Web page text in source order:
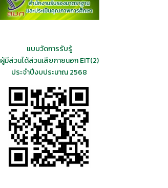
แบบวัดการรับรู้
ผู้มีส่วนได้ส่วนเสียภายนอก EIT(2)
ประจำปีงบประมาณ 2568